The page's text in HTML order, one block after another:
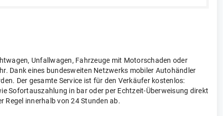
Unfallwagen, Fahrzeuge mit Motorschaden oder
Dank eines bundesweiten Netzwerks mobiler Autohändler
Der gesamte Service ist für den Verkäufer kostenlos:
Sofortauszahlung in bar oder per Echtzeit-Überweisung direkt
Regel innerhalb von 24 Stunden ab.